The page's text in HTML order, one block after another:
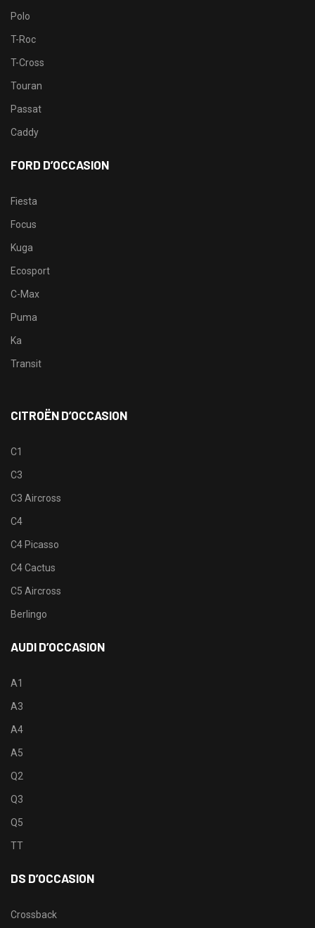
Polo
T-Roc
T-Cross
Touran
Passat
Caddy
FORD D’OCCASION
Fiesta
Focus
Kuga
Ecosport
C-Max
Puma
Ka
Transit
CITROËN D’OCCASION
C1
C3
C3 Aircross
C4
C4 Picasso
C4 Cactus
C5 Aircross
Berlingo
AUDI D’OCCASION
A1
A3
A4
A5
Q2
Q3
Q5
TT
DS D’OCCASION
Crossback